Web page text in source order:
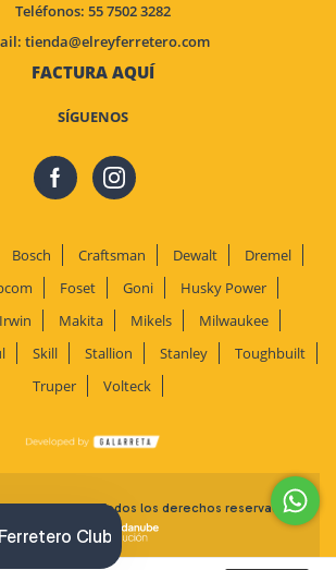
Teléfonos: 55 7502 3282
tienda@elreyferretero.com
FACTURA AQUÍ
SÍGUENOS
Bosch Craftsman Dewalt
Dremel
Foset Goni
Husky Power
Irwin Makita Mikels
Milwaukee
Skill Stallion Stanley
Toughbuilt
Truper
Volteck
- 2026. Todos los derechos reservados.